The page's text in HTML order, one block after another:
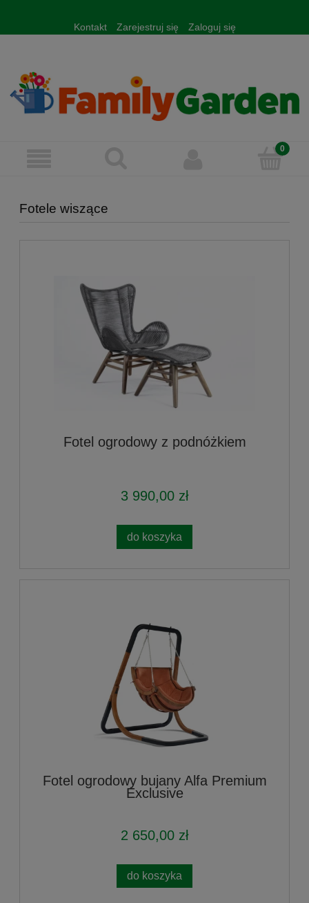
Kontakt Zarejestruj się Zaloguj się
Fotele wiszące
Fotel ogrodowy z podnóżkiem
3 990,00 zł
do koszyka
Fotel ogrodowy bujany Alfa Premium
Exclusive
2 650,00 zł
do koszyka